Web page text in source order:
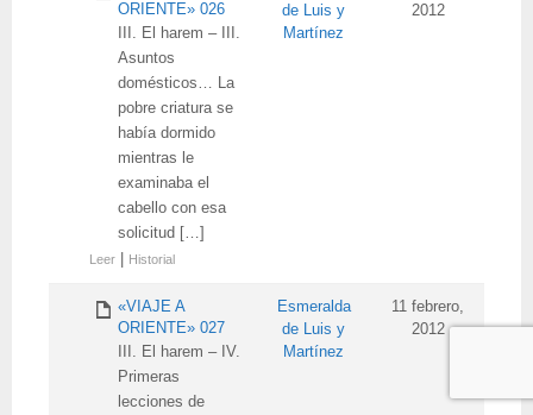
ORIENTE» 026
III. El harem – III.
Asuntos
domésticos… La
pobre criatura se
había dormido
mientras le
examinaba el
cabello con esa
solicitud […]
Leer Historial
de Luis y
Martínez
2012
«VIAJE A
ORIENTE» 027
III. El harem – IV.
Primeras
lecciones de
Esmeralda
de Luis y
Martínez
11 febrero,
2012